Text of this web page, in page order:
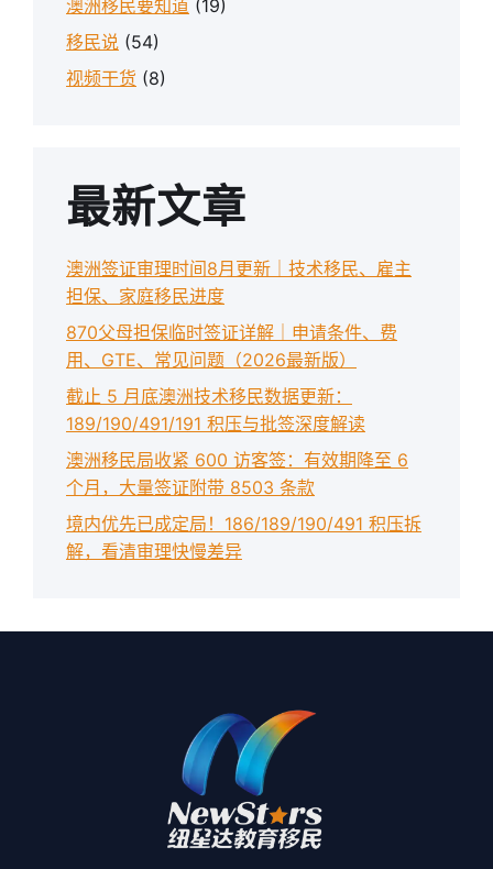
澳洲移民要知道 (19)
移民说 (54)
视频干货 (8)
最新文章
澳洲签证审理时间8月更新｜技术移民、雇主
担保、家庭移民进度
870父母担保临时签证详解｜申请条件、费
用、GTE、常见问题（2026最新版）
截止 5 月底澳洲技术移民数据更新：
189/190/491/191 积压与批签深度解读
澳洲移民局收紧 600 访客签：有效期降至 6
个月，大量签证附带 8503 条款
境内优先已成定局！186/189/190/491 积压拆
解，看清审理快慢差异